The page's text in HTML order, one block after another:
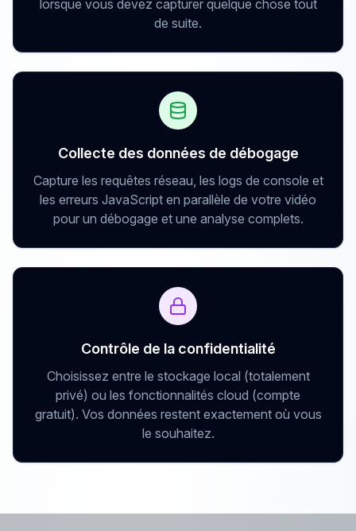
lorsque vous devez capturer quelque chose tout
de suite.
Collecte des données de débogage
Capture les requêtes réseau, les logs de console et
les erreurs JavaScript en parallèle de votre vidéo
pour un débogage et une analyse complets.
Contrôle de la confidentialité
Choisissez entre le stockage local (totalement
privé) ou les fonctionnalités cloud (compte
gratuit). Vos données restent exactement où vous
le souhaitez.